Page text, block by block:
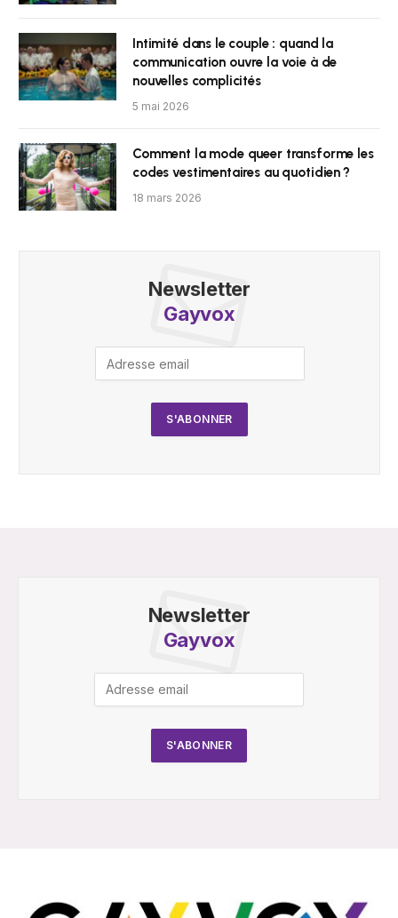
Intimité dans le couple : quand la
communication ouvre la voie à de
nouvelles complicités
5 mai 2026
Comment la mode queer transforme les
codes vestimentaires au quotidien ?
18 mars 2026
Newsletter
Gayvox
Newsletter
Gayvox